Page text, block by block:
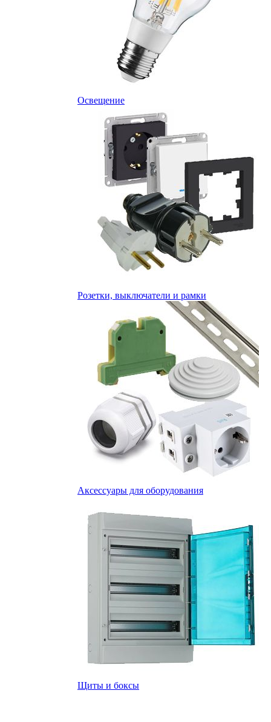
Освещение
Розетки, выключатели и рамки
Аксессуары для оборудования
Щиты и боксы